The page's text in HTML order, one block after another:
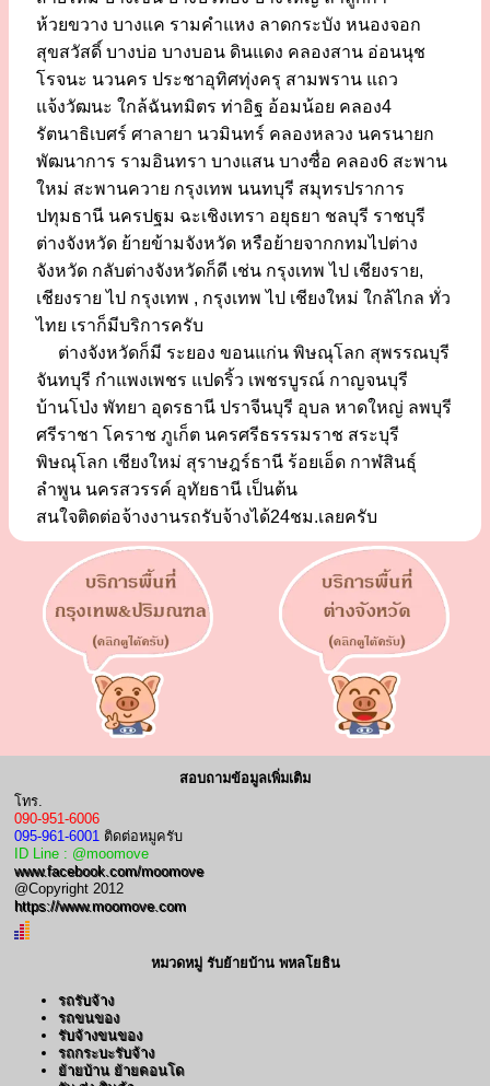
ห้วยขวาง บางแค รามคำแหง ลาดกระบัง หนองจอก
สุขสวัสดิ์ บางบ่อ บางบอน ดินแดง คลองสาน อ่อนนุช
โรจนะ นวนคร ประชาอุทิศทุ่งครุ สามพราน แถว
แจ้งวัฒนะ ใกล้ฉันทมิตร ท่าอิฐ อ้อมน้อย คลอง4
รัตนาธิเบศร์ ศาลายา นวมินทร์ คลองหลวง นครนายก
พัฒนาการ รามอินทรา บางแสน บางซื่อ คลอง6 สะพาน
ใหม่ สะพานควาย กรุงเทพ นนทบุรี สมุทรปราการ
ปทุมธานี นครปฐม ฉะเชิงเทรา อยุธยา ชลบุรี ราชบุรี
ต่างจังหวัด ย้ายข้ามจังหวัด หรือย้ายจากกทมไปต่าง
จังหวัด กลับต่างจังหวัดก็ดี เช่น กรุงเทพ ไป เชียงราย,
เชียงราย ไป กรุงเทพ , กรุงเทพ ไป เชียงใหม่ ใกล้ไกล ทั่ว
ไทย เราก็มีบริการครับ
ต่างจังหวัดก็มี ระยอง ขอนแก่น พิษณุโลก สุพรรณบุรี
จันทบุรี กำแพงเพชร แปดริ้ว เพชรบูรณ์ กาญจนบุรี
บ้านโป่ง พัทยา อุดรธานี ปราจีนบุรี อุบล หาดใหญ่ ลพบุรี
ศรีราชา โคราช ภูเก็ต นครศรีธรรรมราช สระบุรี
พิษณุโลก เชียงใหม่ สุราษฎร์ธานี ร้อยเอ็ด กาฬสินธุ์
ลำพูน นครสวรรค์ อุทัยธานี เป็นต้น
สนใจติดต่อจ้างงานรถรับจ้างได้24ชม.เลยครับ
สอบถามข้อมูลเพิ่มเติม
โทร.
090-951-6006
095-961-6001 ติดต่อหมูครับ
ID Line : @moomove
www.facebook.com/moomove
@Copyright 2012
https://www.moomove.com
หมวดหมู่ รับย้ายบ้าน พหลโยธิน
รถรับจ้าง
รถขนของ
รับจ้างขนของ
รถกระบะรับจ้าง
ย้ายบ้าน ย้ายคอนโด